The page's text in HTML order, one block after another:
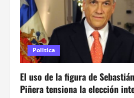
c
i
ó
n
Política
El uso de la figura de Sebastián
Piñera tensiona la elección